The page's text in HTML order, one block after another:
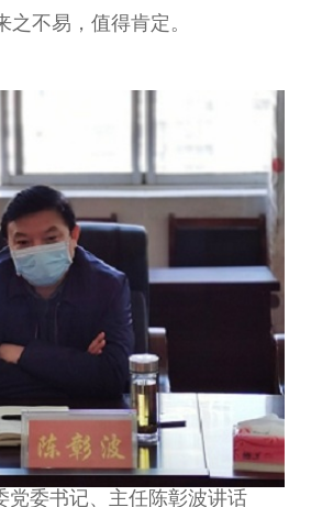
之不易，值得肯定。
党委书记、主任陈彰波讲话